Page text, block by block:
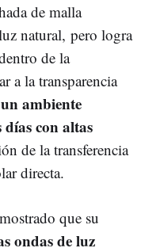
de malla
natural, pero logra
de la
a la transparencia
un ambiente
con altas
de la transferencia
directa.
que su
ondas de luz